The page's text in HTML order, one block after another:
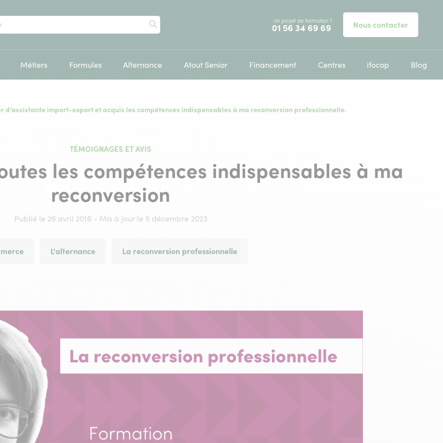
Rechercher
Un projet de formation ?
Appelez-nous au
01 56 34 69 69 Nous contacter
Métiers Formules Alternance Atout Senior Financement Centres ifocop Blog
d’assistante import-export et acquis les compétences indispensables à ma reconversion professionnelle.
TÉMOIGNAGES ET AVIS
les compétences indispensables à ma
reconversion
Publié le 26 avril 2016 - Mis à jour le 5 décembre 2023
L'alternance La reconversion professionnelle